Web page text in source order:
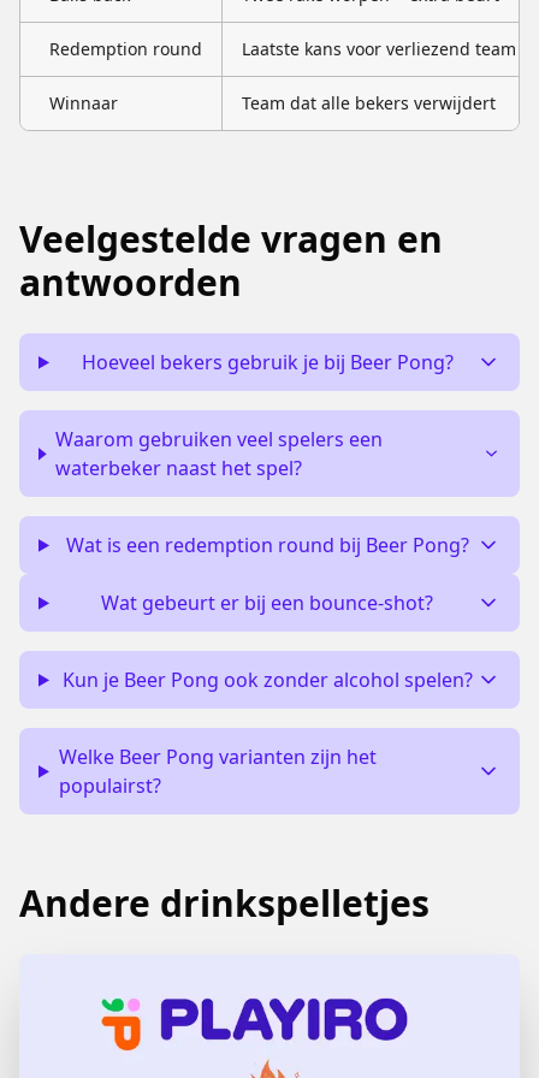
Redemption round Laatste kans voor verliezend team
Winnaar Team dat alle bekers verwijdert
Veelgestelde vragen en
antwoorden
Hoeveel bekers gebruik je bij Beer Pong?
Waarom gebruiken veel spelers een
waterbeker naast het spel?
Wat is een redemption round bij Beer Pong?
Wat gebeurt er bij een bounce-shot?
Kun je Beer Pong ook zonder alcohol spelen?
Welke Beer Pong varianten zijn het
populairst?
Andere drinkspelletjes